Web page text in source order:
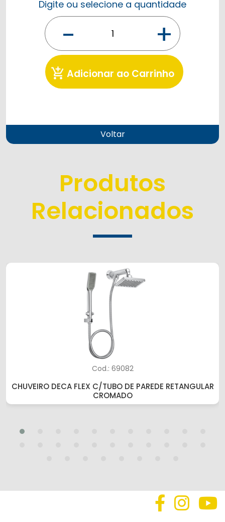
Digite ou selecione a quantidade
- +
add_shopping_cart Adicionar ao Carrinho
Voltar
Produtos
Relacionados
Cod.: 69082
CHUVEIRO DECA FLEX C/TUBO DE PAREDE RETANGULAR
CROMADO